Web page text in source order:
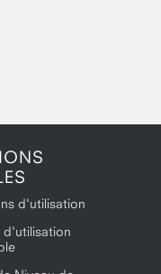
d'utilisation
d'utilisation